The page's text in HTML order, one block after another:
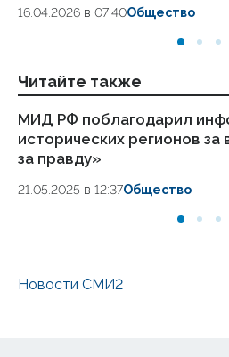
16.04.2026 в 07:40Общество
Читайте также
МИД РФ поблагодарил
исторических регионов за
за правду»
21.05.2025 в 12:37Общество
Новости СМИ2